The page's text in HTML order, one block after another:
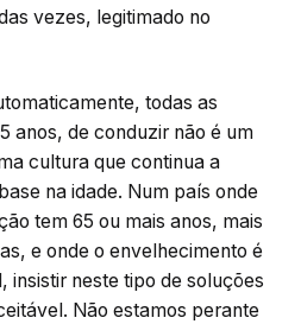
vezes, legitimado no
todas as
anos, de conduzir não é um
cultura que continua a
na idade. Num país onde
tem 65 ou mais anos, mais
e onde o envelhecimento é
insistir neste tipo de soluções
Não estamos perante